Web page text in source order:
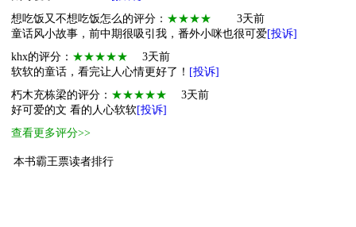
想吃饭又不想吃饭怎么的评分： ★★★★
3天前
童话风小故事，前中期很吸引我，番外小咪也很可爱[投诉]
khx的评分： ★★★★★
3天前
软软的童话，看完让人心情更好了！ [投诉]
朽木充栋梁的评分： ★★★★★
3天前
好可爱的文 看的人心软软[投诉]
查看更多评分>>
本书霸王票读者排行